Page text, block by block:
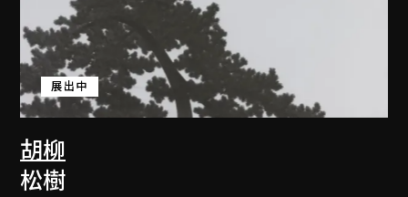
胡柳
展出中
松樹